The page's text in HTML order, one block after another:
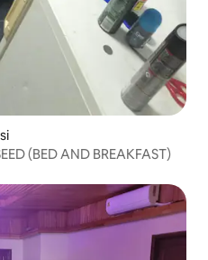
(BED AND BREAKFAST)